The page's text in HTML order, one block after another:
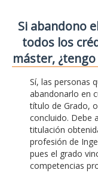
Si abandono
todos los
máster,
Sí, las personas
abandonarlo en
título de Grado,
concluido. Debe
titulación
profesión de
pues el grado
competencias